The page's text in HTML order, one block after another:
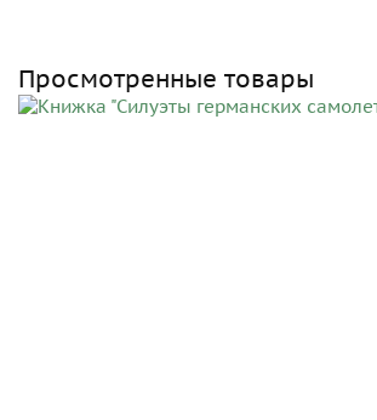
Просмотренные товары